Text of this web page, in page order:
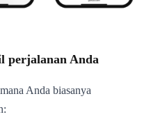
perjalanan Anda
Anda biasanya